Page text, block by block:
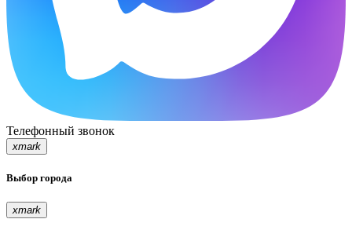
Телефонный звонок
xmark
Выбор города
xmark